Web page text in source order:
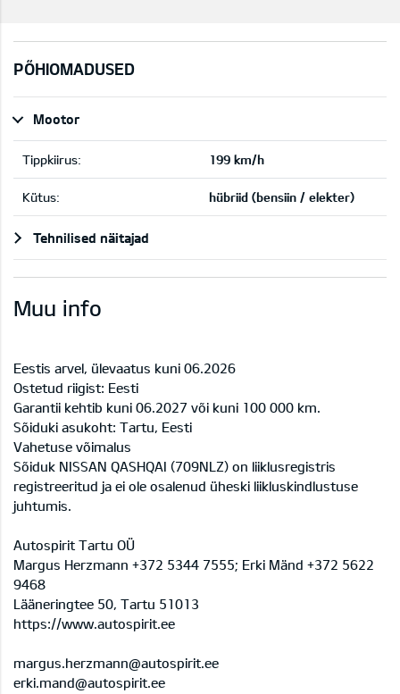
PÕHIOMADUSED
Mootor
Tippkiirus: 199 km/h
Kütus: hübriid (bensiin / elekter)
Tehnilised näitajad
Muu info
Eestis arvel, ülevaatus kuni 06.2026
Ostetud riigist: Eesti
Garantii kehtib kuni 06.2027 või kuni 100 000 km.
Sõiduki asukoht: Tartu, Eesti
Vahetuse võimalus
Sõiduk NISSAN QASHQAI (709NLZ) on liiklusregistris
registreeritud ja ei ole osalenud üheski liikluskindlustuse
juhtumis.
Autospirit Tartu OÜ
Margus Herzmann +372 5344 7555; Erki Mänd +372 5622
9468
Lääneringtee 50, Tartu 51013
https://www.autospirit.ee
margus.herzmann@autospirit.ee
erki.mand@autospirit.ee